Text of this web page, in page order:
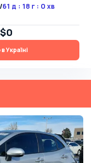
/61 д : 18 г : 0 хв
$0
Україні